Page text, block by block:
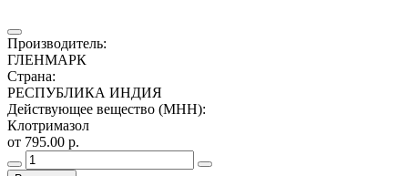
Производитель:
ГЛЕНМАРК
Страна:
РЕСПУБЛИКА ИНДИЯ
Действующее вещество (МНН):
Клотримазол
от 795.00 р.